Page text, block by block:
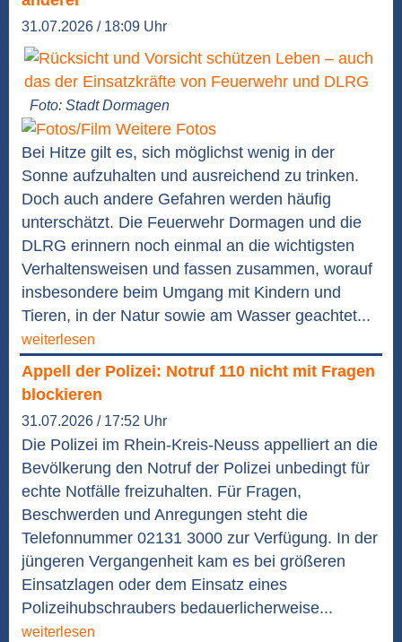
31.07.2026 / 18:09 Uhr
Foto: Stadt Dormagen
Weitere Fotos
Bei Hitze gilt es, sich möglichst wenig in der
Sonne aufzuhalten und ausreichend zu trinken.
Doch auch andere Gefahren werden häufig
unterschätzt. Die Feuerwehr Dormagen und die
DLRG erinnern noch einmal an die wichtigsten
Verhaltensweisen und fassen zusammen, worauf
insbesondere beim Umgang mit Kindern und
Tieren, in der Natur sowie am Wasser geachtet...
weiterlesen
Appell der Polizei: Notruf 110 nicht mit Fragen
blockieren
31.07.2026 / 17:52 Uhr
Die Polizei im Rhein-Kreis-Neuss appelliert an die
Bevölkerung den Notruf der Polizei unbedingt für
echte Notfälle freizuhalten. Für Fragen,
Beschwerden und Anregungen steht die
Telefonnummer 02131 3000 zur Verfügung. In der
jüngeren Vergangenheit kam es bei größeren
Einsatzlagen oder dem Einsatz eines
Polizeihubschraubers bedauerlicherweise...
weiterlesen